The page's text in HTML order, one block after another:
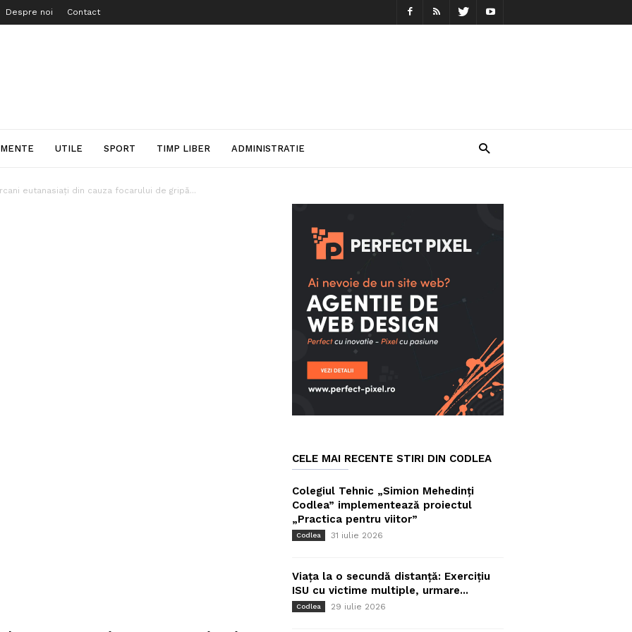
Despre noi Contact
UTILE SPORT TIMP LIBER ADMINISTRATIE
eutanasiați din cauza focarului de gripă...
CELE MAI RECENTE STIRI DIN CODLEA
Colegiul Tehnic „Simion Mehedinți
Codlea” implementează proiectul
„Practica pentru viitor”
Codlea 31 iulie 2026
Viața la o secundă distanță: Exercițiu
ISU cu victime multiple, urmare...
Codlea 29 iulie 2026